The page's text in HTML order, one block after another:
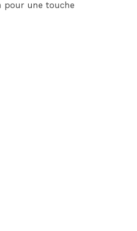
pour une touche